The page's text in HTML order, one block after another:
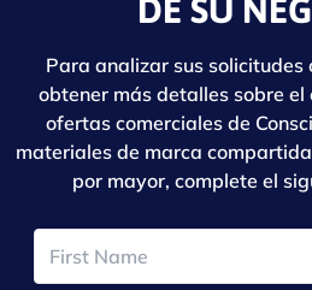
DE SU
Para analizar sus solicitudes
obtener más detalles sobre el
ofertas comerciales de
materiales de marca
por mayor, complete el